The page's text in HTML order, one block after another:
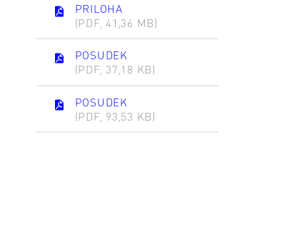
PRILOHA
(PDF, 41,36 MB)
POSUDEK
(PDF, 37,18 KB)
POSUDEK
(PDF, 93,53 KB)